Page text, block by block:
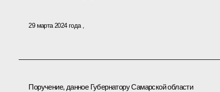
29 марта 2024 года
Поручение, данное Губернатору Самарской области